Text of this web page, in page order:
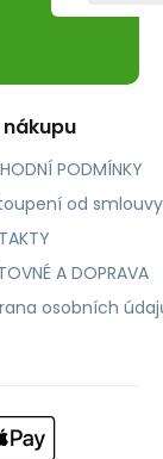
nákupu
PODMÍNKY
od smlouvy
A DOPRAVA
osobních